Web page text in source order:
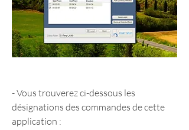
- Vous trouverez ci-dessous les
désignations des commandes de cette
application :